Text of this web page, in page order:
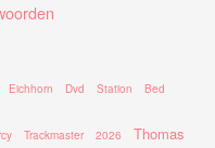
Eichhorn Dvd Station Bed
Trackmaster 2026 Thomas